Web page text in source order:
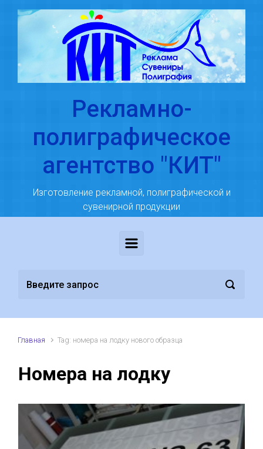
Skip to main content
Рекламно-
полиграфическое
агентство "КИТ"
Изготовление рекламной, полиграфической и
сувенирной продукции
Главная Tag: номера на лодку нового образца
Номера на лодку